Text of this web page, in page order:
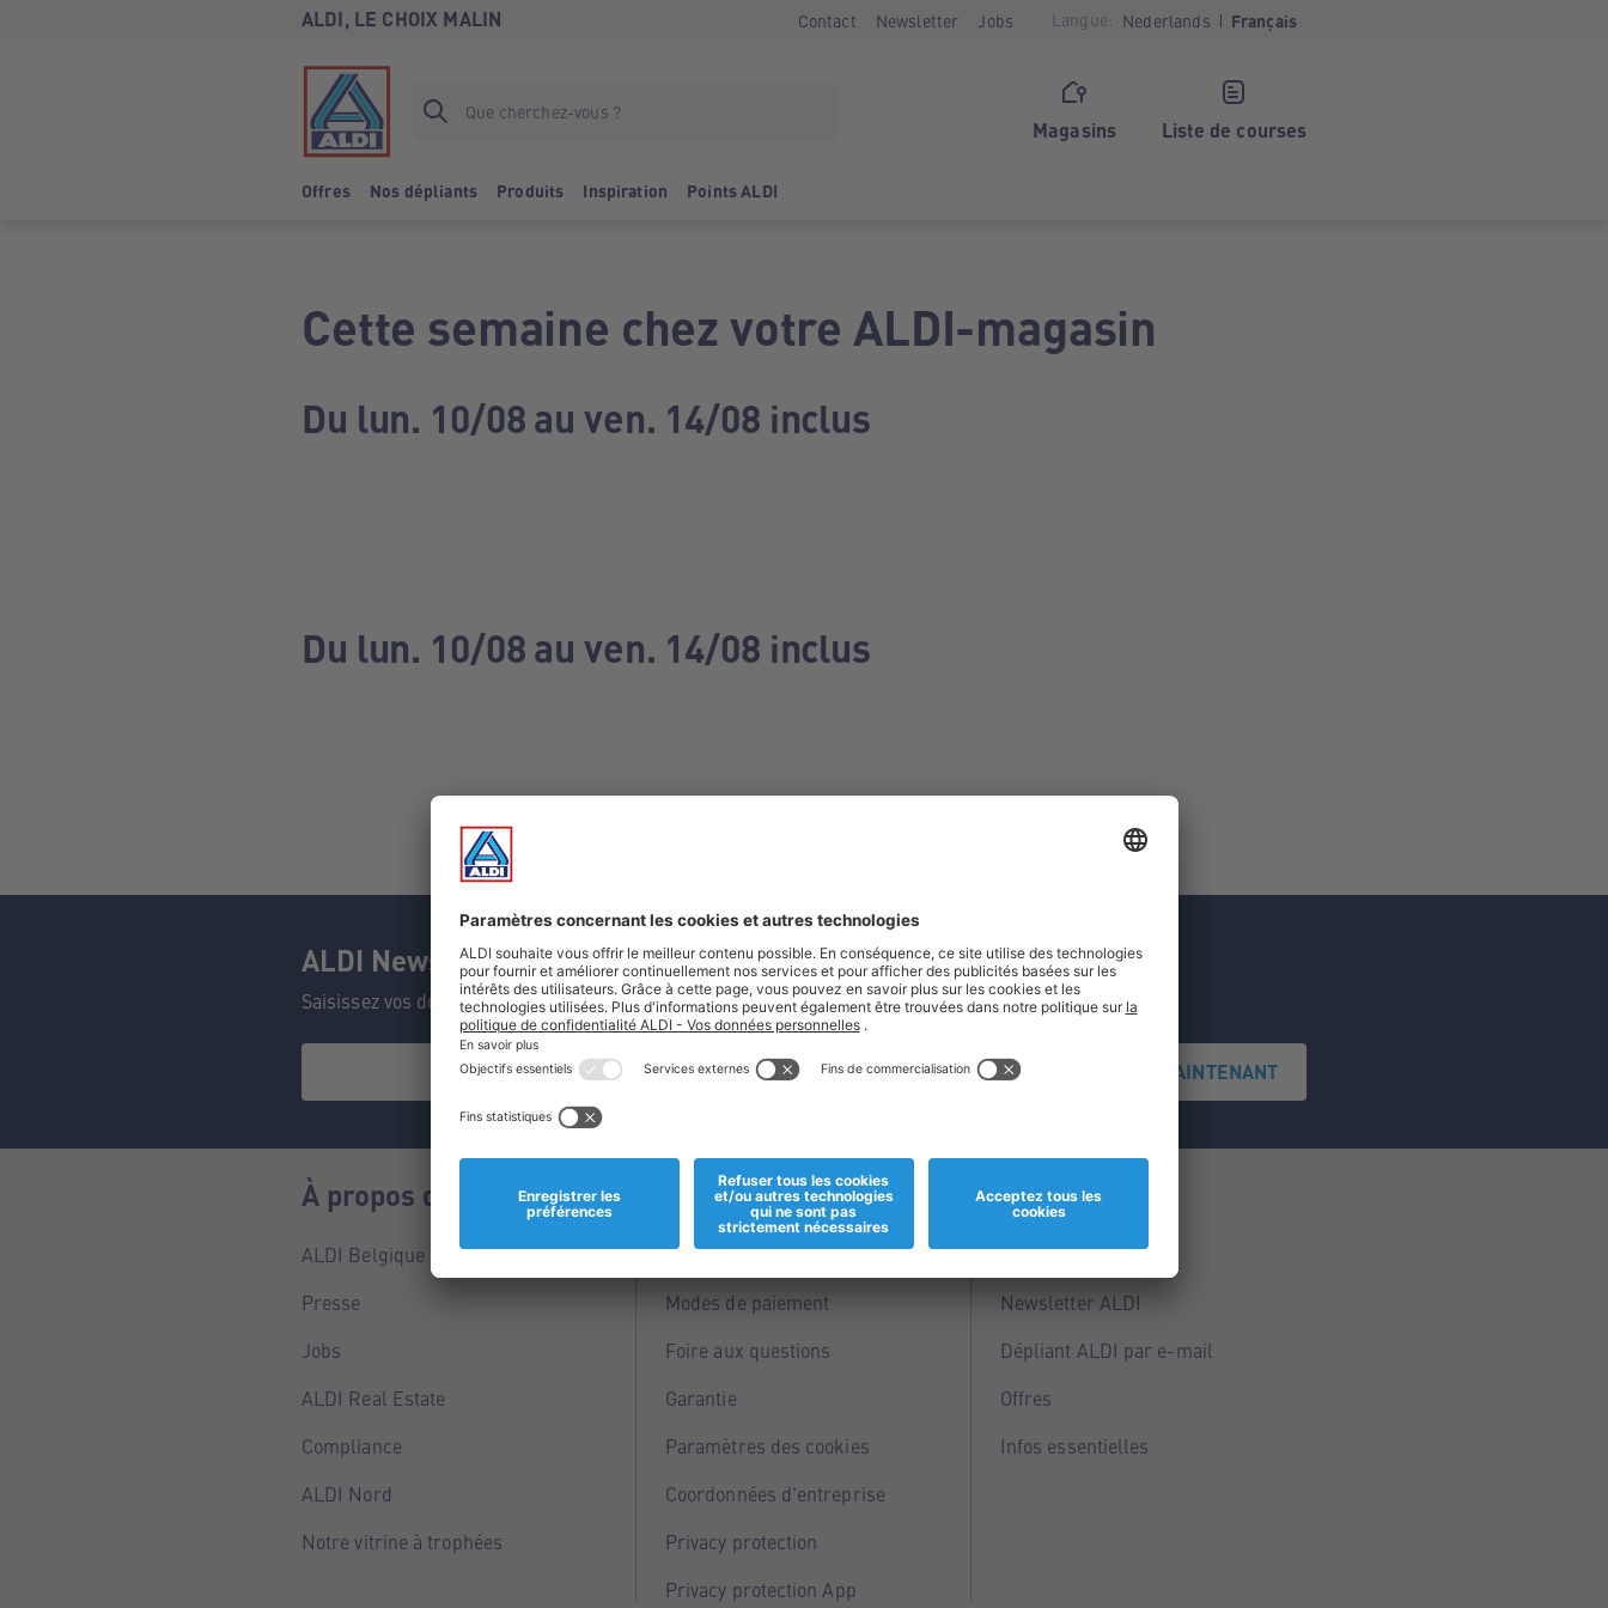
ALDI, LE CHOIX MALIN Contact Newsletter Jobs Langue: Nederlands Français
Magasins Liste de courses
Offres Nos dépliants Produits Inspiration Points ALDI
Cette semaine chez votre ALDI-magasin
Du lun. 10/08 au ven. 14/08 inclus
Du lun. 10/08 au ven. 14/08 inclus
ALDI Newsletter
Saisissez vos données et ne manquez aucune de nos offres.
S'INSCRIRE MAINTENANT
À propos de nous
ALDI Belgique
Presse
Jobs
ALDI Real Estate
Compliance
ALDI Nord
Notre vitrine à trophées
Informations
Magasins
Modes de paiement
Foire aux questions
Garantie
Paramètres des cookies
Coordonnées d'entreprise
Privacy protection
Privacy protection App
Service
Points ALDI
Newsletter ALDI
Dépliant ALDI par e-mail
Offres
Infos essentielles